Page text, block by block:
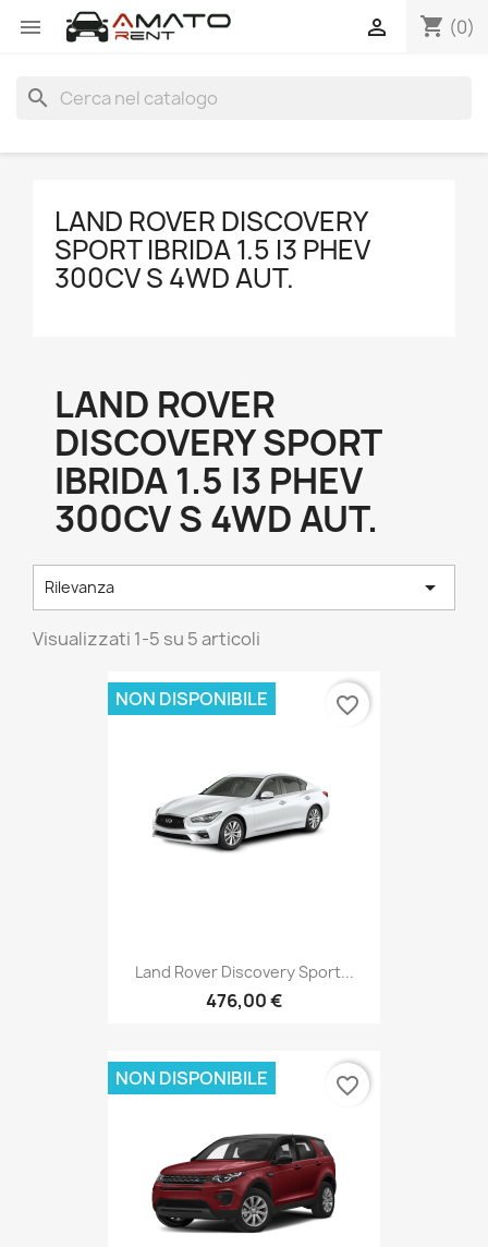
 shopping_cart (0)

search
LAND ROVER DISCOVERY
SPORT IBRIDA 1.5 I3 PHEV
300CV S 4WD AUT.
LAND ROVER
DISCOVERY SPORT
IBRIDA 1.5 I3 PHEV
300CV S 4WD AUT.
Rilevanza 
Visualizzati 1-5 su 5 articoli
Land Rover Discovery Sport...
476,00 €
NON DISPONIBILE favorite_border
NON DISPONIBILE favorite_border